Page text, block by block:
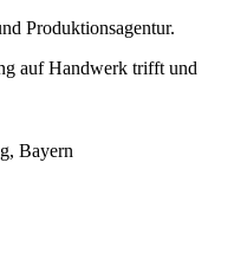
Produktionsagentur.
auf Handwerk trifft und
Bayern